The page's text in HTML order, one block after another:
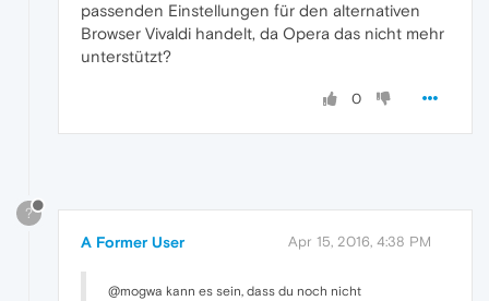
passenden Einstellungen für den alternativen
Browser Vivaldi handelt, da Opera das nicht mehr
unterstützt?
0
?
A Former User Apr 15, 2016, 4:38 PM
@mogwa kann es sein, dass du noch nicht